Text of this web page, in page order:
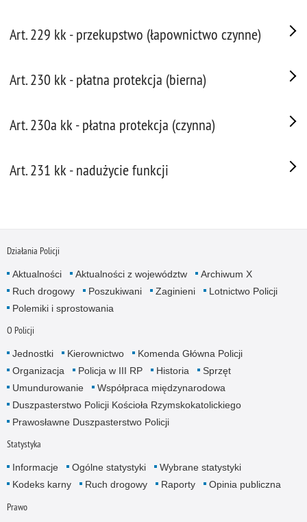
Art. 229 kk - przekupstwo (łapownictwo czynne)
Art. 230 kk - płatna protekcja (bierna)
Art. 230a kk - płatna protekcja (czynna)
Art. 231 kk - nadużycie funkcji
Działania Policji
Aktualności Aktualności z województw
Archiwum X
Ruch drogowy
Poszukiwani Zaginieni
Lotnictwo Policji
Polemiki i sprostowania
O Policji
Jednostki Kierownictwo
Komenda Główna Policji
Organizacja
Policja w III RP Historia
Sprzęt
Umundurowanie
Współpraca międzynarodowa
Duszpasterstwo Policji Kościoła Rzymskokatolickiego
Prawosławne Duszpasterstwo Policji
Statystyka
Informacje Ogólne statystyki
Wybrane statystyki
Kodeks karny
Ruch drogowy Raporty Opinia publiczna
Prawo